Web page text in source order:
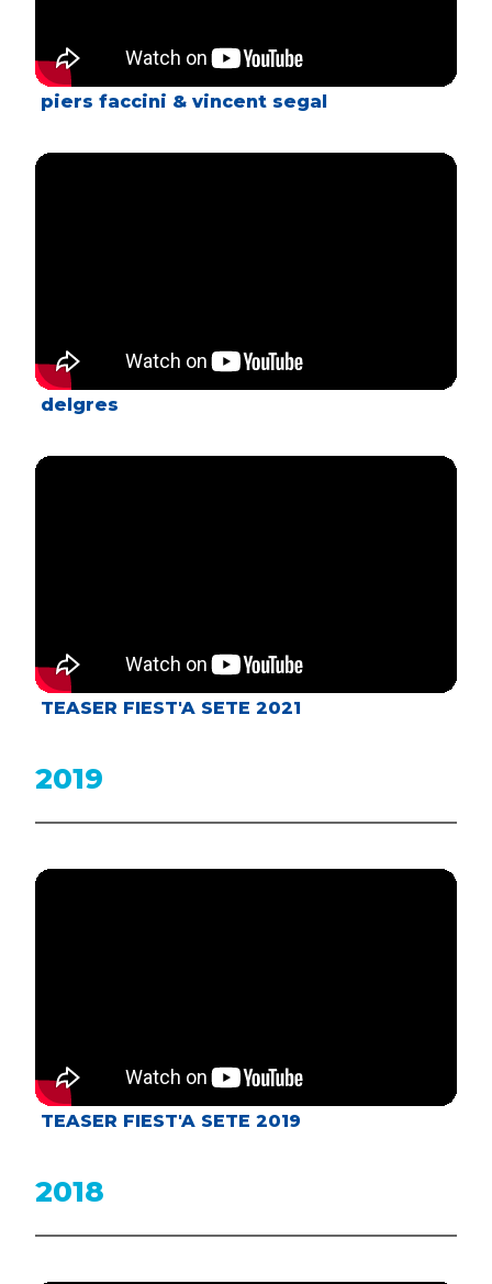
piers faccini & vincent segal
delgres
TEASER FIEST'A SETE 2021
2019
TEASER FIEST'A SETE 2019
2018